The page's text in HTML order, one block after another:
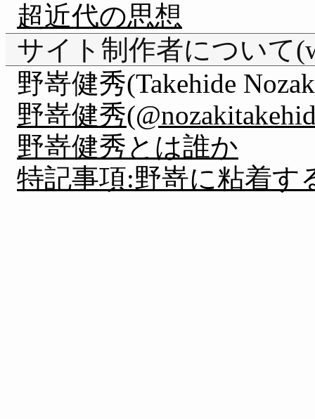
超近代の思想
サイト制作者について
野嵜健秀(Takehide
野嵜健秀
野嵜健秀とは誰か
特記事項:野嵜に粘着